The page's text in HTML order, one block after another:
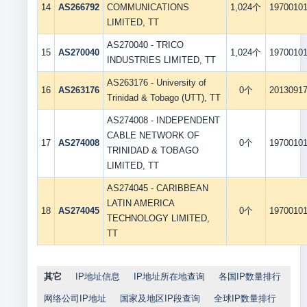
14 AS266792
COMMUNICATIONS
LIMITED, TT
1,024个 19700101
15 AS270040
AS270040 - TRICO
INDUSTRIES LIMITED, TT
1,024个 19700101
16 AS263176
AS263176 - University of
Trinidad & Tobago (UTT), TT
0个 20130917
17 AS274008
AS274008 - INDEPENDENT
CABLE NETWORK OF
TRINIDAD & TOBAGO
LIMITED, TT
0个 19700101
18 AS274045
AS274045 - CARIBBEAN
LATIN AMERICA
TECHNOLOGY LIMITED,
TT
0个 19700101
其它 IP地址信息 IP地址所在地查询 各国IP数量排行
网络公司IP地址 国家及地区IP段查询 全球IP数量排行